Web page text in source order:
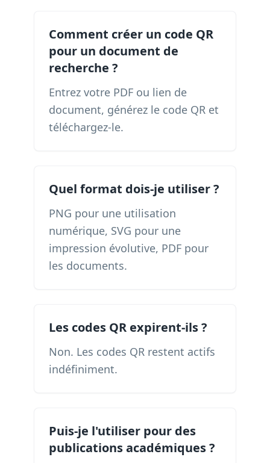
Comment créer un code QR
pour un document de
recherche ?
Entrez votre PDF ou lien de
document, générez le code QR et
téléchargez-le.
Quel format dois-je utiliser ?
PNG pour une utilisation
numérique, SVG pour une
impression évolutive, PDF pour
les documents.
Les codes QR expirent-ils ?
Non. Les codes QR restent actifs
indéfiniment.
Puis-je l'utiliser pour des
publications académiques ?